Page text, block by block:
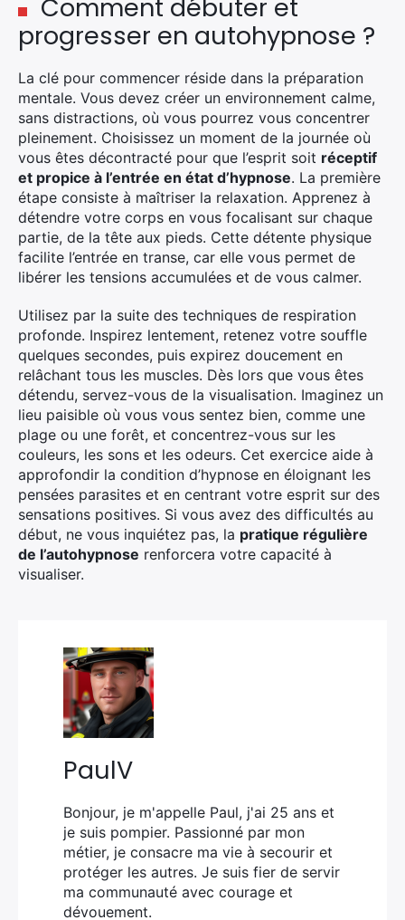
Comment débuter et
progresser en autohypnose ?
La clé pour commencer réside dans la préparation
mentale. Vous devez créer un environnement calme,
sans distractions, où vous pourrez vous concentrer
pleinement. Choisissez un moment de la journée où
vous êtes décontracté pour que l’esprit soit réceptif
et propice à l’entrée en état d’hypnose. La première
étape consiste à maîtriser la relaxation. Apprenez à
détendre votre corps en vous focalisant sur chaque
partie, de la tête aux pieds. Cette détente physique
facilite l’entrée en transe, car elle vous permet de
libérer les tensions accumulées et de vous calmer.
Utilisez par la suite des techniques de respiration
profonde. Inspirez lentement, retenez votre souffle
quelques secondes, puis expirez doucement en
relâchant tous les muscles. Dès lors que vous êtes
détendu, servez-vous de la visualisation. Imaginez un
lieu paisible où vous vous sentez bien, comme une
plage ou une forêt, et concentrez-vous sur les
couleurs, les sons et les odeurs. Cet exercice aide à
approfondir la condition d’hypnose en éloignant les
pensées parasites et en centrant votre esprit sur des
sensations positives. Si vous avez des difficultés au
début, ne vous inquiétez pas, la pratique régulière
de l’autohypnose renforcera votre capacité à
visualiser.
PaulV
Bonjour, je m'appelle Paul, j'ai 25 ans et
je suis pompier. Passionné par mon
métier, je consacre ma vie à secourir et
protéger les autres. Je suis fier de servir
ma communauté avec courage et
dévouement.